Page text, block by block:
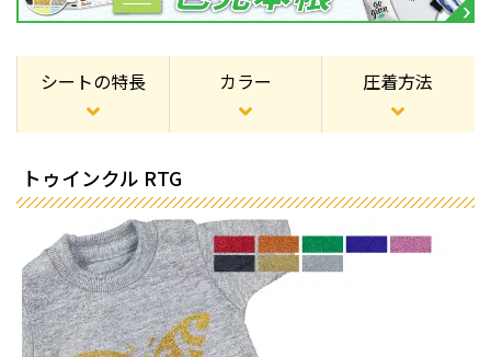
シートの特長 カラー 圧着方法
トゥインクル RTG